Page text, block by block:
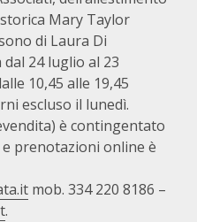
Mary Taylor
di Laura Di
24 luglio al 23
10,45 alle 19,45
escluso il lunedì.
è contingentato
prenotazioni online è
mob. 334 220 8186 –
.